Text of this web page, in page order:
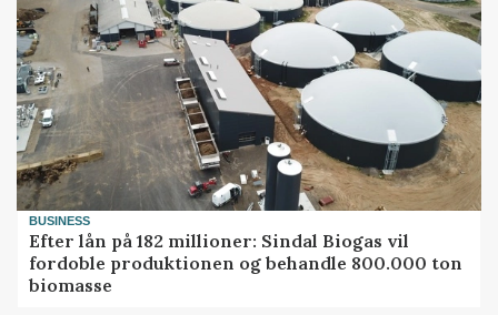
BUSINESS
Efter lån på 182 millioner: Sindal Biogas vil
fordoble produktionen og behandle 800.000 ton
biomasse